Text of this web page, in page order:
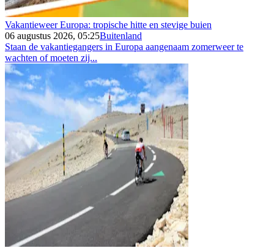
Vakantieweer Europa: tropische hitte en stevige buien
06 augustus 2026, 05:25Buitenland
Staan de vakantiegangers in Europa aangenaam zomerweer te
wachten of moeten zij...